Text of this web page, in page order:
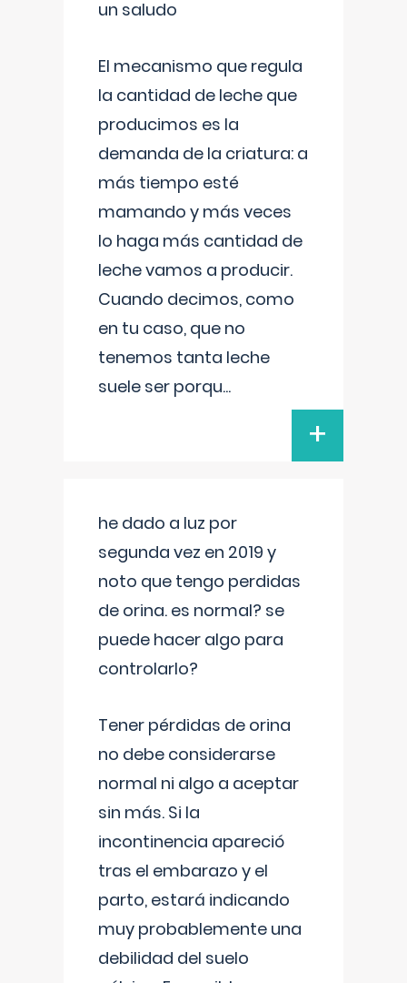
un saludo
El mecanismo que regula
la cantidad de leche que
producimos es la
demanda de la criatura: a
más tiempo esté
mamando y más veces
lo haga más cantidad de
leche vamos a producir.
Cuando decimos, como
en tu caso, que no
tenemos tanta leche
suele ser porqu...
+
he dado a luz por
segunda vez en 2019 y
noto que tengo perdidas
de orina. es normal? se
puede hacer algo para
controlarlo?
Tener pérdidas de orina
no debe considerarse
normal ni algo a aceptar
sin más. Si la
incontinencia apareció
tras el embarazo y el
parto, estará indicando
muy probablemente una
debilidad del suelo